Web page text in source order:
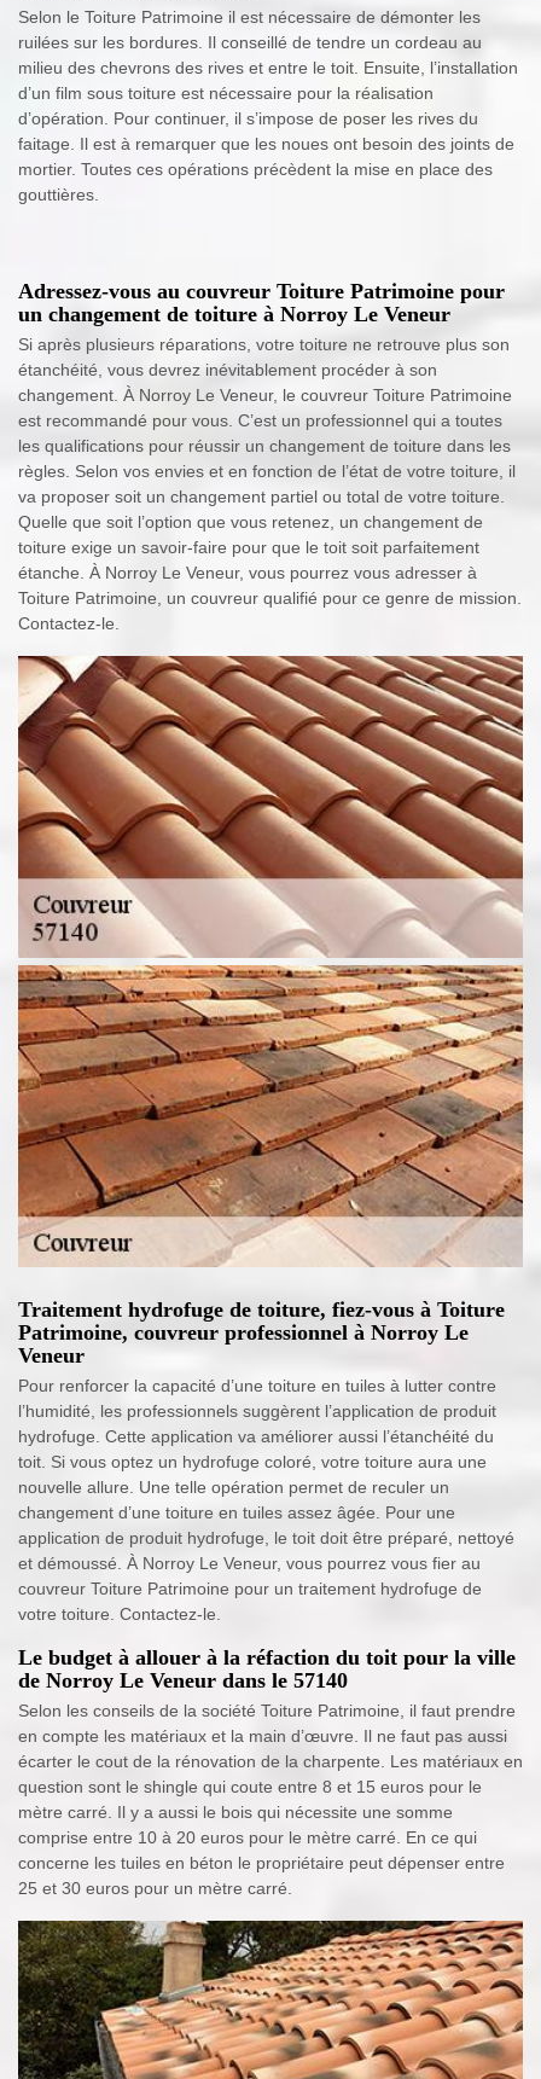
Selon le Toiture Patrimoine il est nécessaire de démonter les
ruilées sur les bordures. Il conseillé de tendre un cordeau au
milieu des chevrons des rives et entre le toit. Ensuite, l’installation
d’un film sous toiture est nécessaire pour la réalisation
d’opération. Pour continuer, il s’impose de poser les rives du
faitage. Il est à remarquer que les noues ont besoin des joints de
mortier. Toutes ces opérations précèdent la mise en place des
gouttières.
Adressez-vous au couvreur Toiture Patrimoine pour
un changement de toiture à Norroy Le Veneur
Si après plusieurs réparations, votre toiture ne retrouve plus son
étanchéité, vous devrez inévitablement procéder à son
changement. À Norroy Le Veneur, le couvreur Toiture Patrimoine
est recommandé pour vous. C’est un professionnel qui a toutes
les qualifications pour réussir un changement de toiture dans les
règles. Selon vos envies et en fonction de l’état de votre toiture, il
va proposer soit un changement partiel ou total de votre toiture.
Quelle que soit l’option que vous retenez, un changement de
toiture exige un savoir-faire pour que le toit soit parfaitement
étanche. À Norroy Le Veneur, vous pourrez vous adresser à
Toiture Patrimoine, un couvreur qualifié pour ce genre de mission.
Contactez-le.
Traitement hydrofuge de toiture, fiez-vous à Toiture
Patrimoine, couvreur professionnel à Norroy Le
Veneur
Pour renforcer la capacité d’une toiture en tuiles à lutter contre
l’humidité, les professionnels suggèrent l’application de produit
hydrofuge. Cette application va améliorer aussi l’étanchéité du
toit. Si vous optez un hydrofuge coloré, votre toiture aura une
nouvelle allure. Une telle opération permet de reculer un
changement d’une toiture en tuiles assez âgée. Pour une
application de produit hydrofuge, le toit doit être préparé, nettoyé
et démoussé. À Norroy Le Veneur, vous pourrez vous fier au
couvreur Toiture Patrimoine pour un traitement hydrofuge de
votre toiture. Contactez-le.
Le budget à allouer à la réfaction du toit pour la ville
de Norroy Le Veneur dans le 57140
Selon les conseils de la société Toiture Patrimoine, il faut prendre
en compte les matériaux et la main d’œuvre. Il ne faut pas aussi
écarter le cout de la rénovation de la charpente. Les matériaux en
question sont le shingle qui coute entre 8 et 15 euros pour le
mètre carré. Il y a aussi le bois qui nécessite une somme
comprise entre 10 à 20 euros pour le mètre carré. En ce qui
concerne les tuiles en béton le propriétaire peut dépenser entre
25 et 30 euros pour un mètre carré.